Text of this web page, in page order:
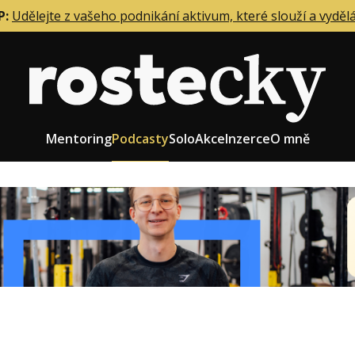
Udělejte z vašeho podnikání aktivum, které slouží a
MentoringPodcastySoloAkceInzerceO mně
firmy
zaměstnanců
Role zakladatele/CEO
Růst firmy